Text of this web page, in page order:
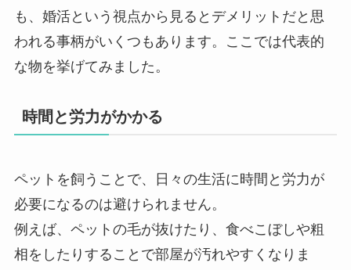
も、婚活という視点から見るとデメリットだと思
われる事柄がいくつもあります。ここでは代表的
な物を挙げてみました。
時間と労力がかかる
ペットを飼うことで、日々の生活に時間と労力が
必要になるのは避けられません。
例えば、ペットの毛が抜けたり、食べこぼしや粗
相をしたりすることで部屋が汚れやすくなりま